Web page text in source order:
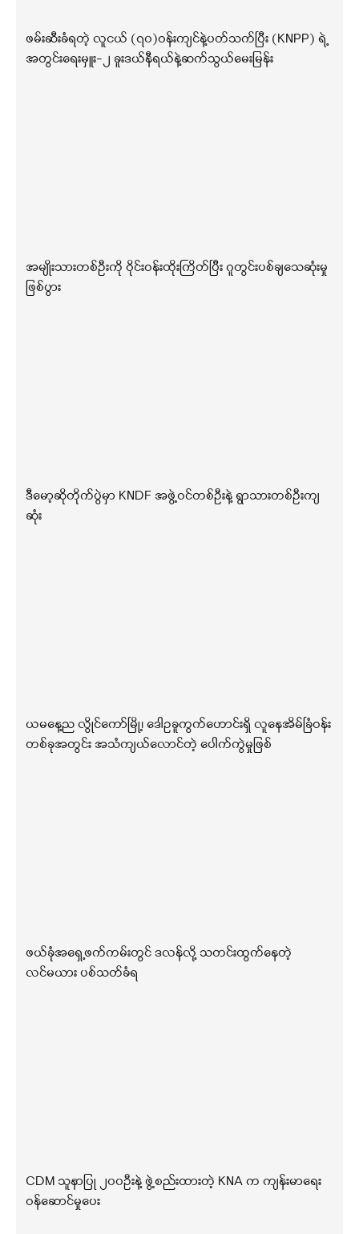
ဖမ်းဆီးခံရတဲ့ လူငယ် (၇၀)ဝန်းကျင်နဲ့ပတ်သက်ပြီး (KNPP) ရဲ့
အတွင်းရေးမှူး-၂ ခူးဒယ်နီရယ်နဲ့ဆက်သွယ်မေးမြန်း
အမျိုးသားတစ်ဦးကို ဝိုင်းဝန်းထိုးကြိတ်ပြီး ဂူတွင်းပစ်ချသေဆုံးမှု
ဖြစ်ပွား
ဒီမော့ဆိုတိုက်ပွဲမှာ KNDF အဖွဲ့ဝင်တစ်ဦးနဲ့ ရွာသားတစ်ဦးကျ
ဆုံး
ယမနေ့ည လွိုင်ကော်မြို့၊ ဒေါဥခူကွက်ဟောင်းရှိ လူနေအိမ်ခြံဝန်း
တစ်ခုအတွင်း အသံကျယ်လောင်တဲ့ ပေါက်ကွဲမှုဖြစ်
ဖယ်ခုံအရှေ့ဖက်ကမ်းတွင် ဒလန်လို့ သတင်းထွက်နေတဲ့
လင်မယား ပစ်သတ်ခံရ
CDM သူနာပြု ၂၀၀ဦးနဲ့ ဖွဲ့စည်းထားတဲ့ KNA က ကျန်းမာရေး
ဝန်ဆောင်မှုပေး